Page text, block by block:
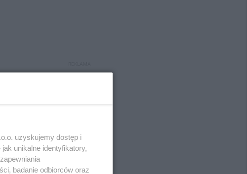
REKLAMA
uzyskujemy dostęp i
unikalne identyfikatory,
badanie odbiorców oraz